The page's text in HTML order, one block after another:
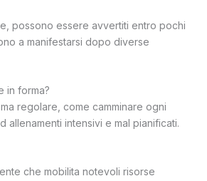
possono essere avvertiti entro pochi
a manifestarsi dopo diverse
in forma?
regolare, come camminare ogni
intensivi e mal pianificati.
che mobilita notevoli risorse